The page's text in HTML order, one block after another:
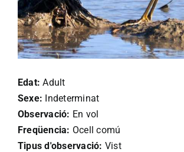
Edat: Adult
Sexe: Indeterminat
Observació: En vol
Freqüencia: Ocell comú
Tipus d'observació: Vist